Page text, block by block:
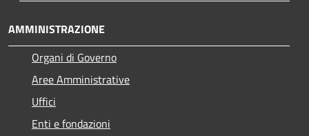
AMMINISTRAZIONE
Organi di Governo
Aree Amministrative
Uffici
Enti e fondazioni